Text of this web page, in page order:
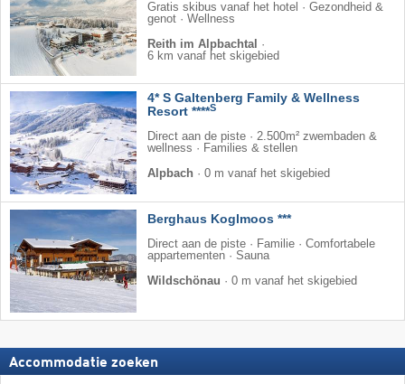
Gratis skibus vanaf het hotel · Gezondheid &
genot · Wellness
Reith im Alpbachtal ·
6 km vanaf het skigebied
4* S Galtenberg Family & Wellness
Resort ****S
Direct aan de piste · 2.500m² zwembaden &
wellness · Families & stellen
Alpbach · 0 m vanaf het skigebied
Berghaus Koglmoos ***
Direct aan de piste · Familie · Comfortabele
appartementen · Sauna
Wildschönau · 0 m vanaf het skigebied
Accommodatie zoeken